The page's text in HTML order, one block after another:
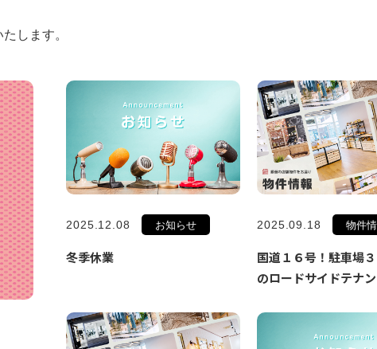
します。
2025.12.08 お知らせ
冬季休業
2025.09.18 物件
国道１６号！駐車場
のロードサイドテナ